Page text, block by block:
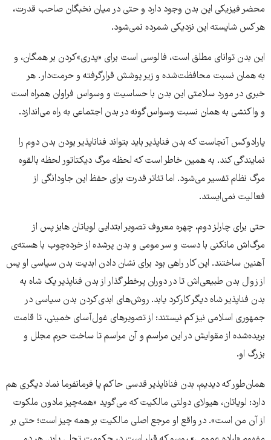
محضر فیزیکی این بدن وجود دارد و حتی در میان نخبگان صاحب قدرت،
هر کس شایسته این نزدیکی شمرده نمی‌شود.
این بدن توانای مطلق است، فالوسی است برای «پدری»کردن بر همگان، و
به همان نسبت محافظت‌شده و زیر پوشش قرارگرفته و حرمت‌دار. هر
خبری در مورد سلامتی این بدن با حساسیت و وسواس فراوان همراه است
و واکنشی به همان نسبت وسواس‌گونه در بدن اجتماعی به راه می‌اندازد.
پارادوکس آنجاست که بدن فناپذیر باید بتواند فناناپذیر بودن بدن دوم را
نمایندگی کند. به همین خاطر است که لحظه مرگ دیکتاتور لحظه بالقوه
مرگ نظام تفسیر می‌شود. اما تئاتر قدرت برای حفظ این جاودانگی از
فعالیت نمی‌ایستد.
حتی برای چارلز دوم، چهره معروف تصویر ابتدایی لویاتان هابز پس از
مرگ‌اش مانکنی با دست و سر مومی و بدن پرشده از خرده‌چوب با هسته‌ی
آهنین ساختند. این کار راهی بود برای نشان دادن ابدیت بدن سیاسی او پس
از زوال بدن طبیعی‌اش تا در دوران پرخطر گذار از بدن فناپذیر یک شاه به
بدن فناپذیر شاه دیگر کارکرد یابد. روش‌های ابدی‌کردن بدن سیاسی در
جمهوری اسلامی نیز کم نیستند: از تصویرهای غول‌آسای خمینی، تا قامت
بریده‌شده از مقوایش در این مراسم و آن مراسم تا ساخت حرم‌ مجلل و
بزرگ او.
همان‌طور که دیدیم، بدن فناناپذیر قدسی حاکم یا فرمانفرما نماد دیگری هم
دارد: لویاتان، هیولای دولتی مالکیت که می‌گوید «همه‌چیز مادون ملکوت
از آن من است». در واقع او مرجع اصلی مالکیت بر همه چیز است؛ حتی بر